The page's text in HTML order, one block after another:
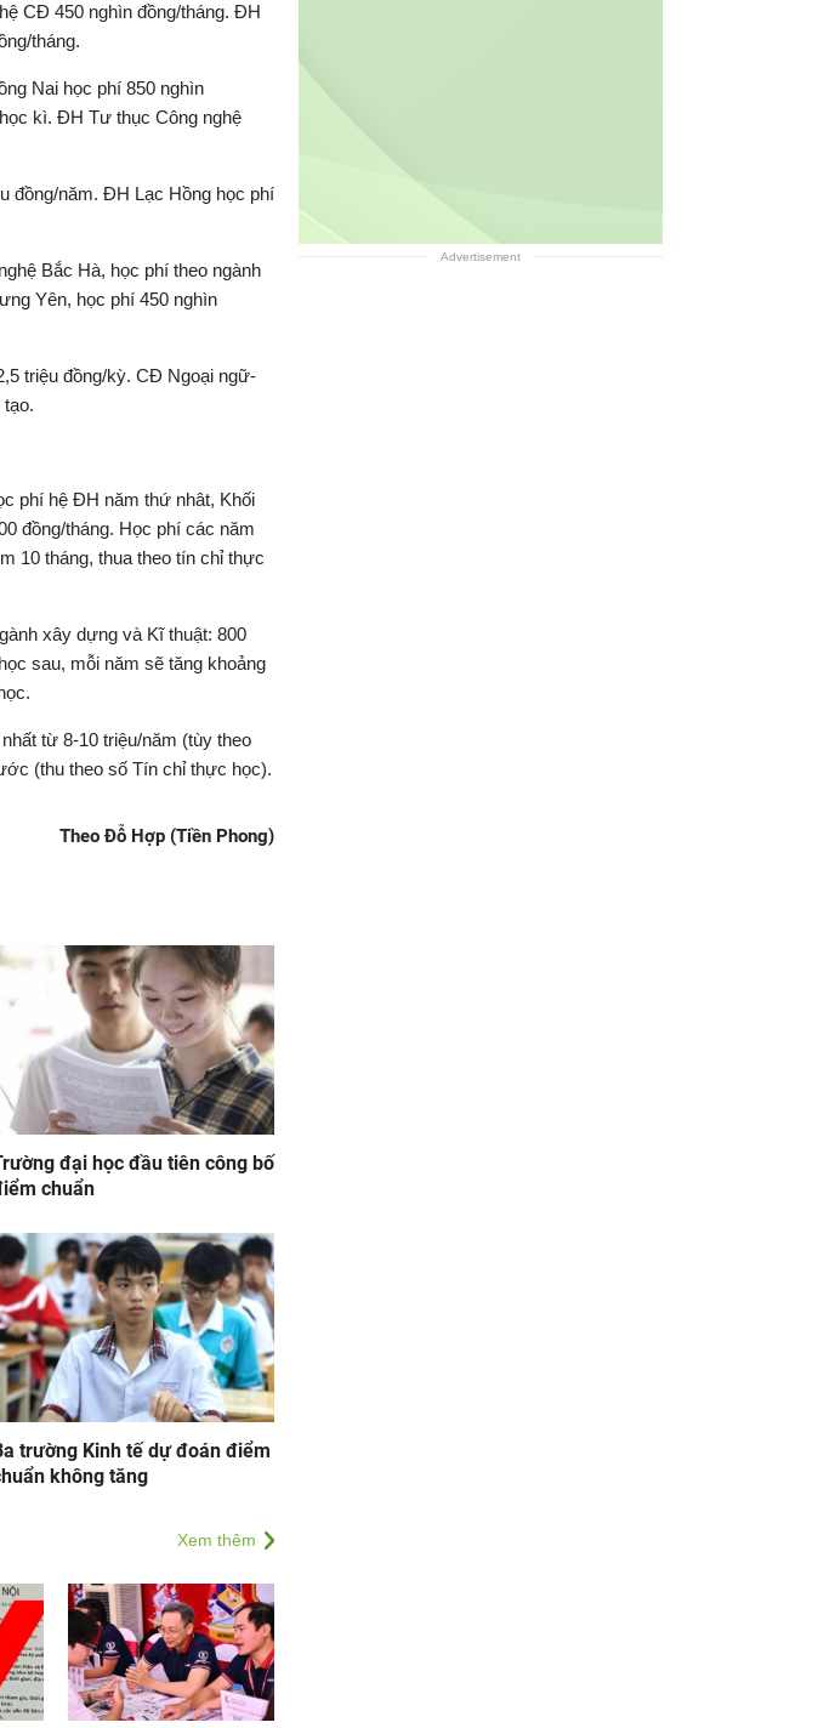
CĐ 450 nghìn đồng/tháng. ĐH
tháng.
Nai học phí 850 nghìn
kì. ĐH Tư thục Công nghệ
đồng/năm. ĐH Lạc Hồng học phí
Bắc Hà, học phí theo ngành
Yên, học phí 450 nghìn
triệu đồng/kỳ. CĐ Ngoại ngữ-
phí hệ ĐH năm thứ nhât, Khối
đồng/tháng. Học phí các năm
10 tháng, thua theo tín chỉ thực
xây dựng và Kĩ thuật: 800
sau, mỗi năm sẽ tăng khoảng
từ 8-10 triệu/năm (tùy theo
(thu theo số Tín chỉ thực học).
Theo Đỗ Hợp (Tiền Phong)
đại học đầu tiên công bố
chuẩn
trường Kinh tế dự đoán điểm
không tăng
Xem thêm
Advertisement